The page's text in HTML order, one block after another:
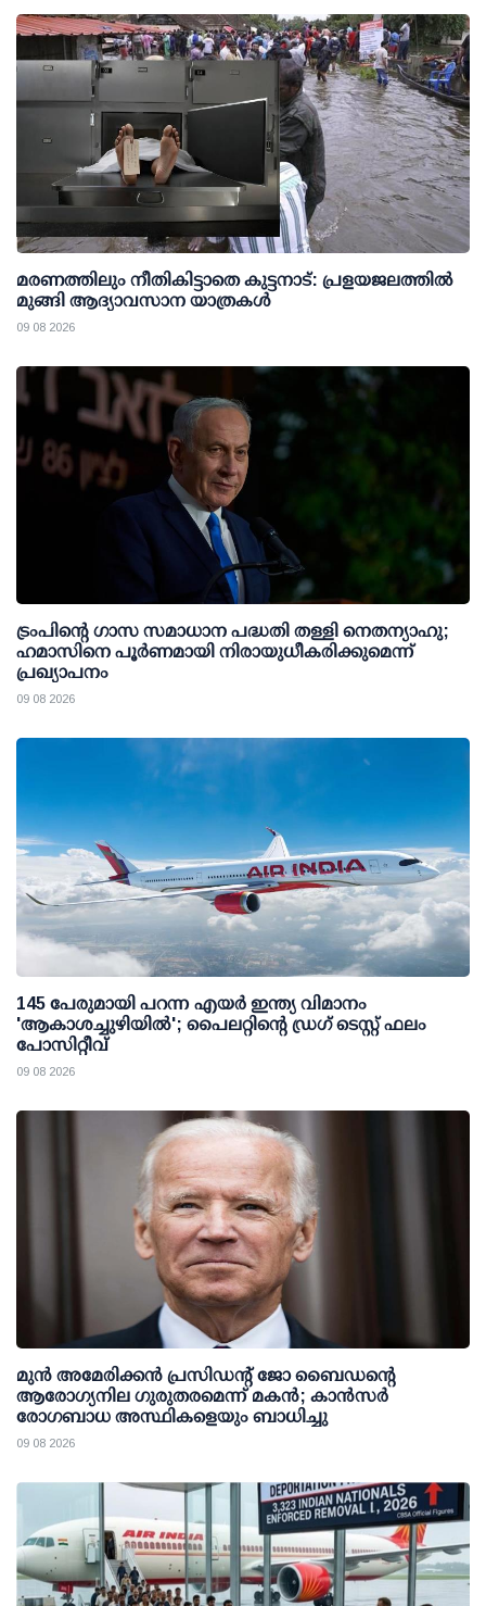
മരണത്തിലും നീതികിട്ടാതെ കുട്ടനാട്: പ്രളയജലത്തില്‍
മുങ്ങി ആദ്യാവസാന യാത്രകള്‍
09 08 2026
ട്രംപിന്റെ ഗാസ സമാധാന പദ്ധതി തള്ളി നെതന്യാഹു;
ഹമാസിനെ പൂര്‍ണമായി നിരായുധീകരിക്കുമെന്ന്
പ്രഖ്യാപനം
09 08 2026
145 പേരുമായി പറന്ന എയര്‍ ഇന്ത്യ വിമാനം
'ആകാശച്ചുഴിയില്‍'; പൈലറ്റിന്റെ ഡ്രഗ് ടെസ്റ്റ് ഫലം
പോസിറ്റീവ്
09 08 2026
മുന്‍ അമേരിക്കന്‍ പ്രസിഡന്റ് ജോ ബൈഡന്റെ
ആരോഗ്യനില ഗുരുതരമെന്ന് മകന്‍; കാന്‍സര്‍
രോഗബാധ അസ്ഥികളെയും ബാധിച്ചു
09 08 2026